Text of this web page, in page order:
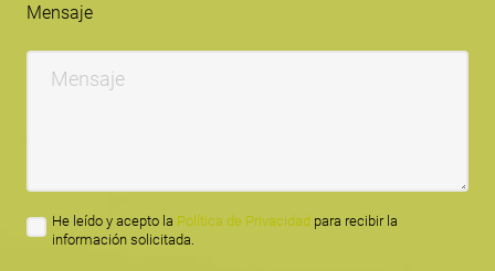
Mensaje
He leído y acepto la Política de Privacidad para recibir la
información solicitada.